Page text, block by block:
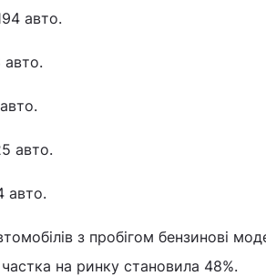
авто.
авто.
авто.
з пробігом бензинові
на ринку становила 48%.